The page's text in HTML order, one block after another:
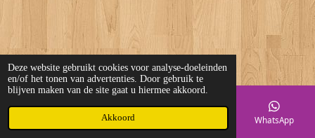
Deze website gebruikt cookies voor analyse-doeleinden
en/of het tonen van advertenties. Door gebruik te
blijven maken van de site gaat u hiermee akkoord.
Akkoord
Telefoonnummer WhatsApp